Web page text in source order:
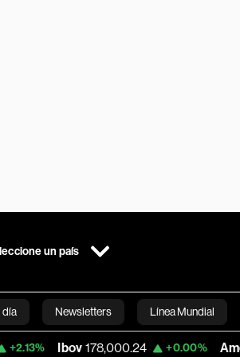
un país
día Newsletters Línea Mundial
Bloomberg
Ibov 178,000.24 +0.00% América